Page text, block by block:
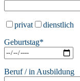
privat
dienstlich
Bitte lasse dieses Feld
Geburtstag*
Beruf / in Ausbildung